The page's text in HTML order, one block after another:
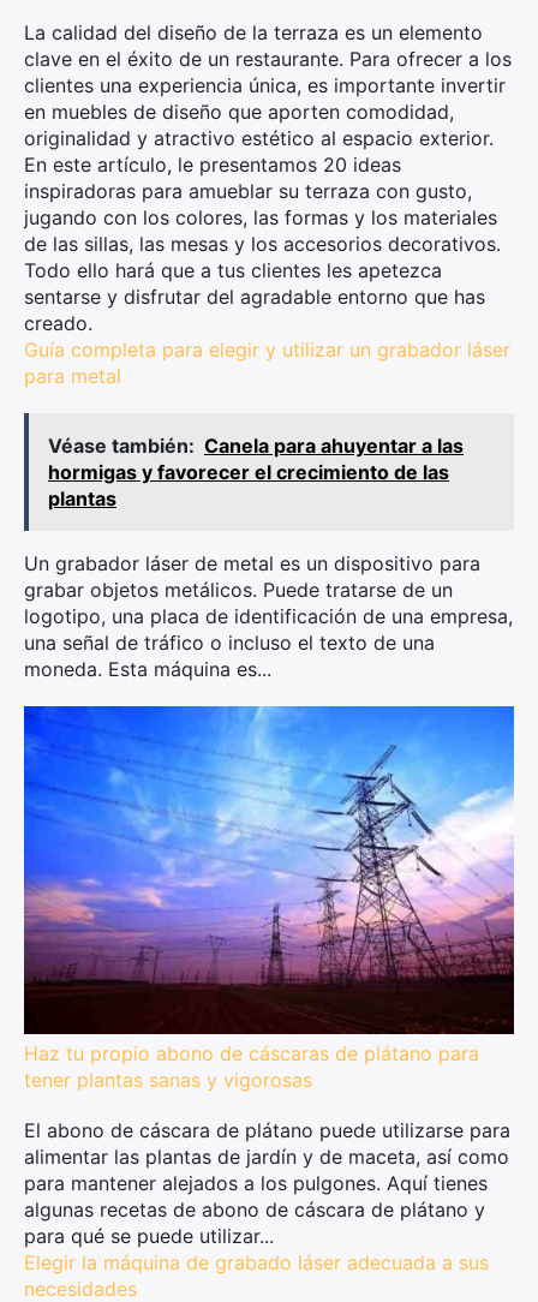
La calidad del diseño de la terraza es un elemento
clave en el éxito de un restaurante. Para ofrecer a los
clientes una experiencia única, es importante invertir
en muebles de diseño que aporten comodidad,
originalidad y atractivo estético al espacio exterior.
En este artículo, le presentamos 20 ideas
inspiradoras para amueblar su terraza con gusto,
jugando con los colores, las formas y los materiales
de las sillas, las mesas y los accesorios decorativos.
Todo ello hará que a tus clientes les apetezca
sentarse y disfrutar del agradable entorno que has
creado.
Guía completa para elegir y utilizar un grabador láser
para metal
Véase también: Canela para ahuyentar a las
hormigas y favorecer el crecimiento de las
plantas
Un grabador láser de metal es un dispositivo para
grabar objetos metálicos. Puede tratarse de un
logotipo, una placa de identificación de una empresa,
una señal de tráfico o incluso el texto de una
moneda. Esta máquina es...
Haz tu propio abono de cáscaras de plátano para
tener plantas sanas y vigorosas
El abono de cáscara de plátano puede utilizarse para
alimentar las plantas de jardín y de maceta, así como
para mantener alejados a los pulgones. Aquí tienes
algunas recetas de abono de cáscara de plátano y
para qué se puede utilizar...
Elegir la máquina de grabado láser adecuada a sus
necesidades